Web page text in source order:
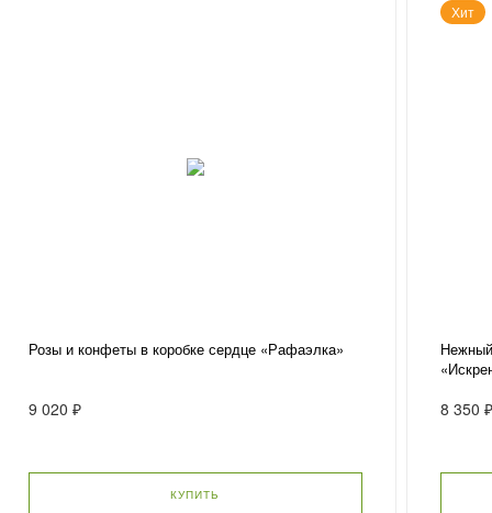
Розы и конфеты в коробке сердце «Рафаэлка»
9 020 ₽
КУПИТЬ
Хит
8 350